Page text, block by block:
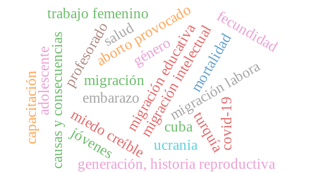
migración migración labora
migración educativa
migración intelectual
profesorado
causas y consecuencias covid-19
miedo creíble cuba
aborto provocado fecundidad
generación, historia reproductiva
embarazo
adolescente
capacitación turquía
ucrania
mortalidad
jóvenes
género
trabajo femenino
salud